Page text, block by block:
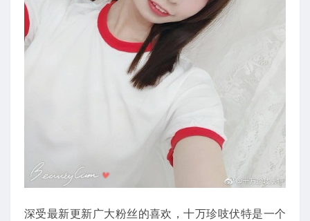
深受最新更新广大粉丝的喜欢，十万珍吱伏特是一个